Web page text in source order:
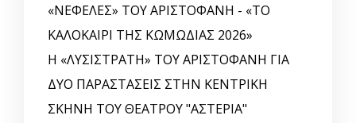
«ΝΕΦΕΛΕΣ» ΤΟΥ ΑΡΙΣΤΟΦΑΝΗ - «ΤΟ
ΚΑΛΟΚΑΙΡΙ ΤΗΣ ΚΩΜΩΔΙΑΣ 2026»
Η «ΛΥΣΙΣΤΡΑΤΗ» ΤΟΥ ΑΡΙΣΤΟΦΑΝΗ ΓΙΑ
ΔΥΟ ΠΑΡΑΣΤΑΣΕΙΣ ΣΤΗΝ ΚΕΝΤΡΙΚΗ
ΣΚΗΝΗ ΤΟΥ ΘΕΑΤΡΟΥ "ΑΣΤΕΡΙΑ"